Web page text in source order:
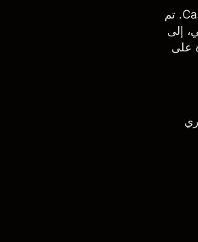
يسرنا أن نعلن عن إطلاق خدمة Newsquawk على منصة وتطبيق Capital.com. تم
إلى
على